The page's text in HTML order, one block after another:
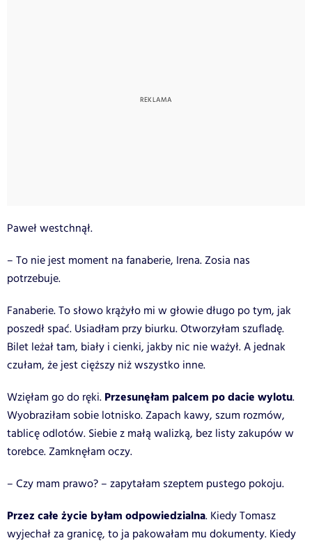
Paweł westchnął.
– To nie jest moment na fanaberie, Irena. Zosia nas
potrzebuje.
Fanaberie. To słowo krążyło mi w głowie długo po tym, jak
poszedł spać. Usiadłam przy biurku. Otworzyłam szufladę.
Bilet leżał tam, biały i cienki, jakby nic nie ważył. A jednak
czułam, że jest cięższy niż wszystko inne.
Wzięłam go do ręki. Przesunęłam palcem po dacie wylotu.
Wyobraziłam sobie lotnisko. Zapach kawy, szum rozmów,
tablicę odlotów. Siebie z małą walizką, bez listy zakupów w
torebce. Zamknęłam oczy.
– Czy mam prawo? – zapytałam szeptem pustego pokoju.
Przez całe życie byłam odpowiedzialna. Kiedy Tomasz
wyjechał za granicę, to ja pakowałam mu dokumenty. Kiedy